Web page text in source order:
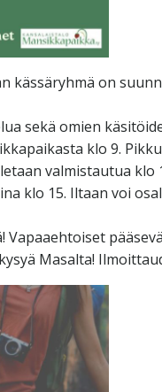
kässäryhmä on
sekä omien
klo 9.
valmistautua klo
klo 15. Iltaan voi
Masalta!